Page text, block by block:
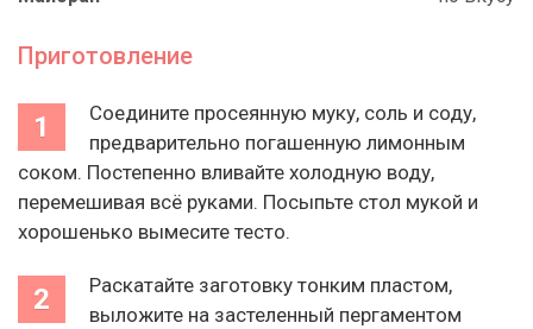
Приготовление
Соедините просеянную муку, соль и соду,
предварительно погашенную лимонным
соком. Постепенно вливайте холодную воду,
перемешивая всё руками. Посыпьте стол мукой и
хорошенько вымесите тесто.
Раскатайте заготовку тонким пластом,
выложите на застеленный пергаментом